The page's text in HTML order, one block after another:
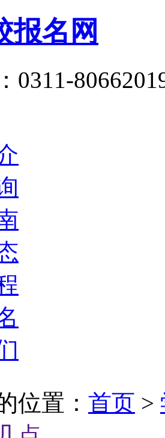
报名网
0311-
位置： 首页 >